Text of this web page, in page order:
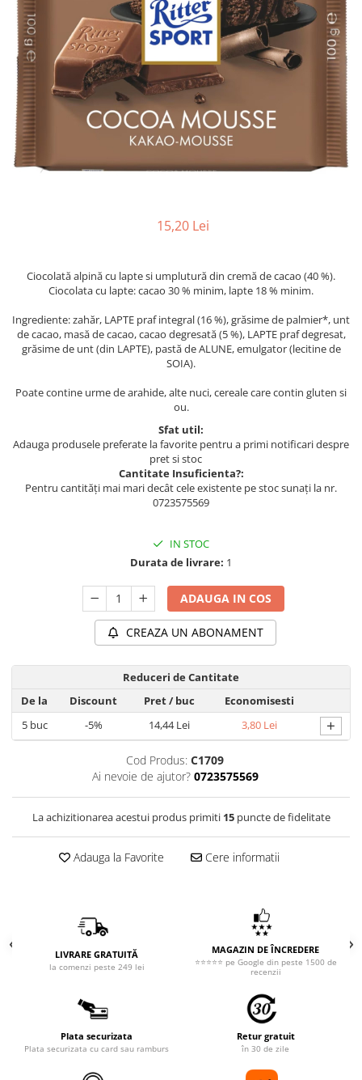
15,20 Lei
Ciocolată alpină cu lapte si umplutură din cremă de cacao (40 %).
Ciocolata cu lapte: cacao 30 % minim, lapte 18 % minim.
Ingrediente: zahăr, LAPTE praf integral (16 %), grăsime de palmier*, unt
de cacao, masă de cacao, cacao degresată (5 %), LAPTE praf degresat,
grăsime de unt (din LAPTE), pastă de ALUNE, emulgator (lecitine de
SOIA).
Poate contine urme de arahide, alte nuci, cereale care contin gluten si
ou.
Sfat util:
Adauga produsele preferate la favorite pentru a primi notificari despre
pret si stoc
Cantitate Insuficienta?:
Pentru cantități mai mari decât cele existente pe stoc sunați la nr.
0723575569
IN STOC
Durata de livrare: 1
ADAUGA IN COS
CREAZA UN ABONAMENT
Reduceri de Cantitate
De la
Discount Pret/ buc
Economisesti
5buc -5% 14,44 Lei 3,80 Lei +
Cod Produs: C1709
Ai nevoie de ajutor? 0723575569
La achizitionarea acestui produs primiti 15puncte de fidelitate
Adauga la Favorite Cere informatii
LIVRARE GRATUITĂ
la comenzi peste 249 lei
MAGAZIN DE ÎNCREDERE
⭐⭐⭐⭐⭐ pe Google din peste 1500 de
recenzii
Plata securizata
Plata securizata cu card sau ramburs
Retur gratuit
în 30 de zile